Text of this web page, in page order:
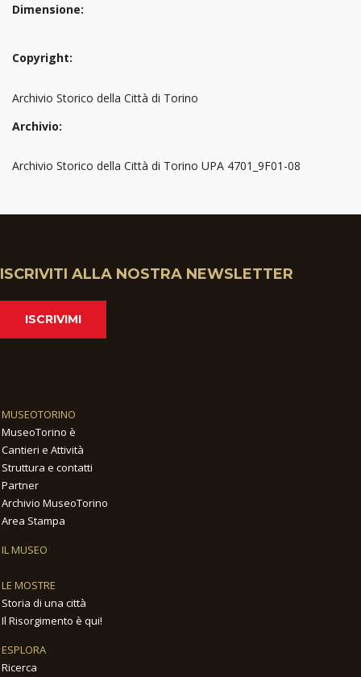
Dimensione:
Copyright:
Archivio Storico della Città di Torino
Archivio:
Archivio Storico della Città di Torino UPA 4701_9F01-08
ISCRIVITI ALLA NOSTRA NEWSLETTER
ISCRIVIMI
MUSEOTORINO
MuseoTorino è
Cantieri e Attività
Struttura e contatti
Partner
Archivio MuseoTorino
Area Stampa
IL MUSEO
LE MOSTRE
Storia di una città
Il Risorgimento è qui!
ESPLORA
Ricerca